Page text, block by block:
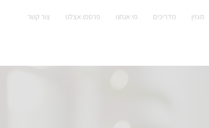
מגזין מדריכים מי אנחנו פרסמו אצלנו צור קשר